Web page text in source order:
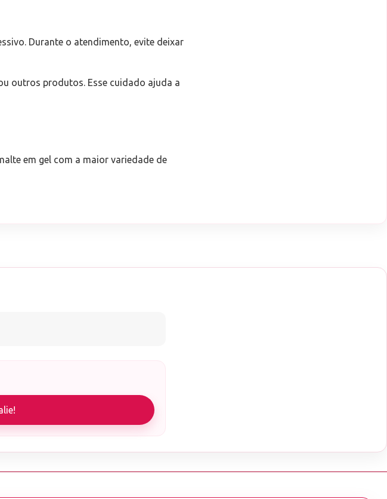
Durante o atendimento, evite deixar
outros produtos. Esse cuidado ajuda a
em gel com a maior variedade de